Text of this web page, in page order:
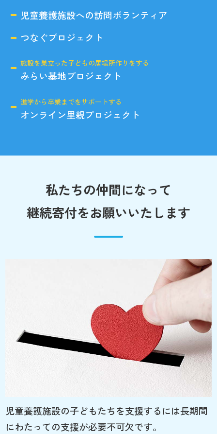
児童養護施設への訪問ボランティア
つなぐプロジェクト
施設を巣立った子どもの居場所作りをする
みらい基地プロジェクト
進学から卒業までをサポートする
オンライン里親プロジェクト
私たちの仲間になって
継続寄付をお願いいたします
児童養護施設の子どもたちを支援するには長期間
にわたっての支援が必要不可欠です。